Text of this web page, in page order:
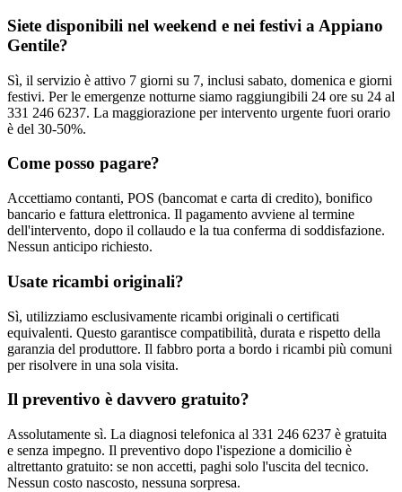
Siete disponibili nel weekend e nei festivi a Appiano
Gentile?
Sì, il servizio è attivo 7 giorni su 7, inclusi sabato, domenica e giorni
festivi. Per le emergenze notturne siamo raggiungibili 24 ore su 24 al
331 246 6237. La maggiorazione per intervento urgente fuori orario
è del 30-50%.
Come posso pagare?
Accettiamo contanti, POS (bancomat e carta di credito), bonifico
bancario e fattura elettronica. Il pagamento avviene al termine
dell'intervento, dopo il collaudo e la tua conferma di soddisfazione.
Nessun anticipo richiesto.
Usate ricambi originali?
Sì, utilizziamo esclusivamente ricambi originali o certificati
equivalenti. Questo garantisce compatibilità, durata e rispetto della
garanzia del produttore. Il fabbro porta a bordo i ricambi più comuni
per risolvere in una sola visita.
Il preventivo è davvero gratuito?
Assolutamente sì. La diagnosi telefonica al 331 246 6237 è gratuita
e senza impegno. Il preventivo dopo l'ispezione a domicilio è
altrettanto gratuito: se non accetti, paghi solo l'uscita del tecnico.
Nessun costo nascosto, nessuna sorpresa.